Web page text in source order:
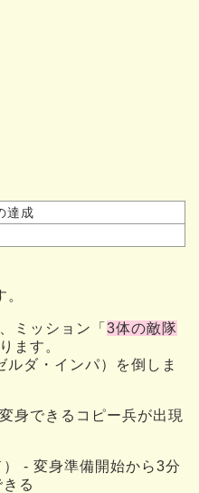
達成
ミッション「 3体の敵隊
ます。
ダ・インパ）を倒しま
身できるコピー兵が出現
- 変身準備開始から3分
る